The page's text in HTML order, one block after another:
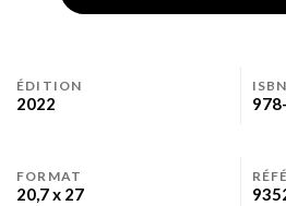
ÉDITION
2022
ISBN
FORMAT
20,7 x 27